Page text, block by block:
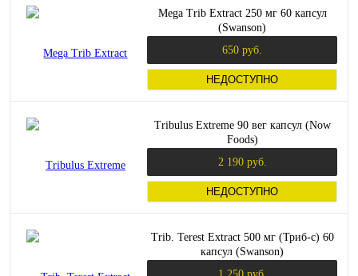
Mega Trib Extract 250 мг 60 капсул
(Swanson)
650 руб.
НЕДОСТУПНО
Tribulus Extreme 90 вег капсул (Now
Foods)
2 190 руб.
НЕДОСТУПНО
Trib. Terest Extract 500 мг (Триб-с) 60
капсул (Swanson)
1 250 руб.